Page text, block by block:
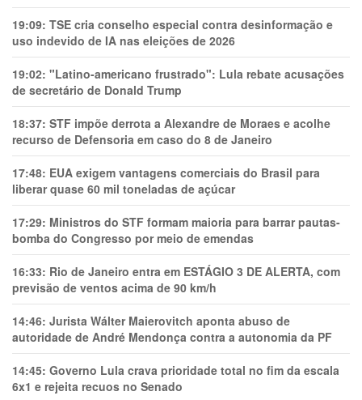
19:09: TSE cria conselho especial contra desinformação e
uso indevido de IA nas eleições de 2026
19:02: "Latino-americano frustrado": Lula rebate acusações
de secretário de Donald Trump
18:37: STF impõe derrota a Alexandre de Moraes e acolhe
recurso de Defensoria em caso do 8 de Janeiro
17:48: EUA exigem vantagens comerciais do Brasil para
liberar quase 60 mil toneladas de açúcar
17:29: Ministros do STF formam maioria para barrar pautas-
bomba do Congresso por meio de emendas
16:33: Rio de Janeiro entra em ESTÁGIO 3 DE ALERTA, com
previsão de ventos acima de 90 km/h
14:46: Jurista Wálter Maierovitch aponta abuso de
autoridade de André Mendonça contra a autonomia da PF
14:45: Governo Lula crava prioridade total no fim da escala
6x1 e rejeita recuos no Senado